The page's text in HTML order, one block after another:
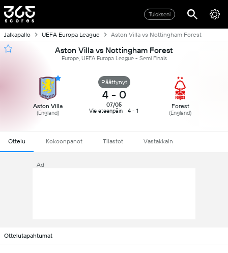
Tulokseni
Jalkapallo UEFA Europa League Aston Villa vs Nottingham Forest
Aston Villa vs Nottingham Forest
Europe, UEFA Europa League - Semi Finals
Aston Villa
(England)
Päättynyt
4 - 0
07/05
Vie eteenpäin
4 - 1
Forest
(England)
Ottelu Kokoonpanot Tilastot Vastakkain
Ad
Ottelutapahtumat